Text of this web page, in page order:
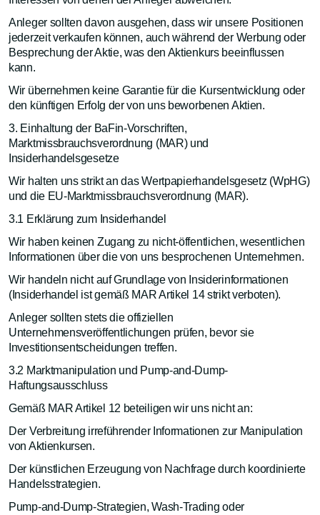
Anleger sollten davon ausgehen, dass wir unsere Positionen
jederzeit verkaufen können, auch während der Werbung oder
Besprechung der Aktie, was den Aktienkurs beeinflussen
kann.
Wir übernehmen keine Garantie für die Kursentwicklung oder
den künftigen Erfolg der von uns beworbenen Aktien.
3. Einhaltung der BaFin-Vorschriften,
Marktmissbrauchsverordnung (MAR) und
Insiderhandelsgesetze
Wir halten uns strikt an das Wertpapierhandelsgesetz (WpHG)
und die EU-Marktmissbrauchsverordnung (MAR).
3.1 Erklärung zum Insiderhandel
Wir haben keinen Zugang zu nicht-öffentlichen, wesentlichen
Informationen über die von uns besprochenen Unternehmen.
Wir handeln nicht auf Grundlage von Insiderinformationen
(Insiderhandel ist gemäß MAR Artikel 14 strikt verboten).
Anleger sollten stets die offiziellen
Unternehmensveröffentlichungen prüfen, bevor sie
Investitionsentscheidungen treffen.
3.2 Marktmanipulation und Pump-and-Dump-
Haftungsausschluss
Gemäß MAR Artikel 12 beteiligen wir uns nicht an:
Der Verbreitung irreführender Informationen zur Manipulation
von Aktienkursen.
Der künstlichen Erzeugung von Nachfrage durch koordinierte
Handelsstrategien.
Pump-and-Dump-Strategien, Wash-Trading oder